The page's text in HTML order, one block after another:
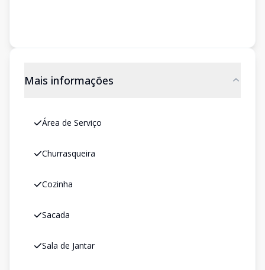
Mais informações
Área de Serviço
Churrasqueira
Cozinha
Sacada
Sala de Jantar